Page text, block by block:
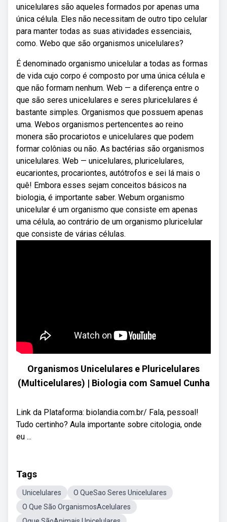
unicelulares são aqueles formados por apenas uma
única célula. Eles não necessitam de outro tipo celular
para manter todas as suas atividades essenciais,
como. Webo que são organismos unicelulares?
É denominado organismo unicelular a todas as formas
de vida cujo corpo é composto por uma única célula e
que não formam nenhum. Web — a diferença entre o
que são seres unicelulares e seres pluricelulares é
bastante simples. Organismos que possuem apenas
uma. Webos organismos pertencentes ao reino
monera são procariotos e unicelulares que podem
formar colônias ou não. As bactérias são organismos
unicelulares. Web — unicelulares, pluricelulares,
eucariontes, procariontes, autótrofos e sei lá mais o
quê! Embora esses sejam conceitos básicos na
biologia, é importante saber. Webum organismo
unicelular é um organismo que consiste em apenas
uma célula, ao contrário de um organismo pluricelular
que consiste de várias células.
Organismos Unicelulares e Pluricelulares
(Multicelulares) | Biologia com Samuel Cunha
Link da Plataforma: biolandia.com.br/ Fala, pessoal!
Tudo certinho? Aula importante sobre citologia, onde
eu ...
Tags
Unicelulares
O QueSao Seres Unicelulares
O Que São OrganismosAcelulares